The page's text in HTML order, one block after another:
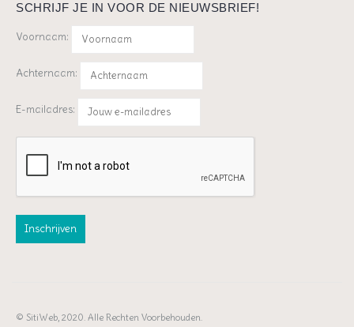
SCHRIJF JE IN VOOR DE NIEUWSBRIEF!
Voornaam:
Achternaam:
E-mailadres:
© SitiWeb, 2020. Alle Rechten Voorbehouden.